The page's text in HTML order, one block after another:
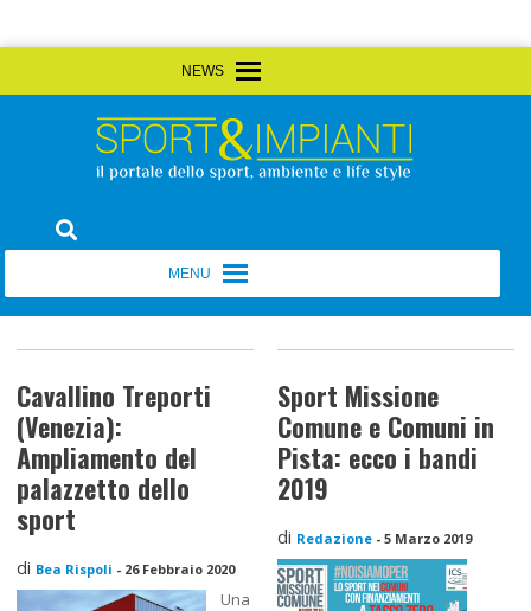
to
Sport&Impianti
Cavallino Treporti
(Venezia):
Ampliamento del
palazzetto dello
sport
di Bea Rispoli - 26 Febbraio 2020
Una
Sport Missione
Comune e Comuni in
Pista: ecco i bandi
2019
di Redazione - 5 Marzo 2019